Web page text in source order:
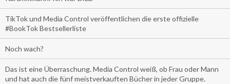
TikTok und Media Control veröffentlichen die erste offizielle
#BookTok Bestsellerliste
Noch wach?
Das ist eine Überraschung. Media Control weiß, ob Frau oder Mann
und hat auch die fünf meistverkauften Bücher in jeder Gruppe.